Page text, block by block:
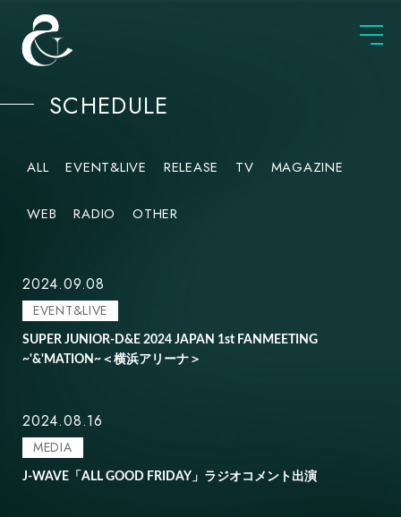
SCHEDULE
ALL EVENT&LIVE RELEASE TV MAGAZINE
WEB RADIO OTHER
2024.09.08
EVENT&LIVE
SUPER JUNIOR-D&E 2024 JAPAN 1st FANMEETING
~'&'MATION~＜横浜アリーナ＞
2024.08.16
MEDIA
J-WAVE「ALL GOOD FRIDAY」ラジオコメント出演